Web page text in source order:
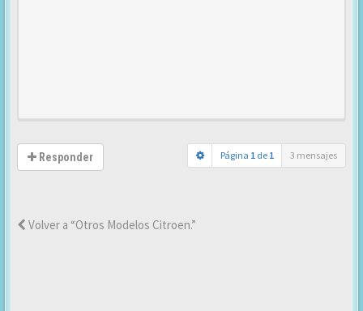
Responder Página 1 de 1 3 mensajes
Volver a “Otros Modelos Citroen.”